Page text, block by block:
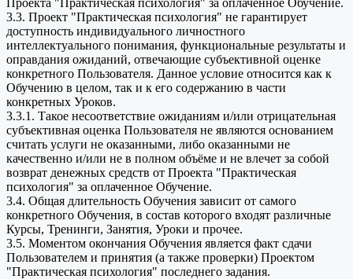
Проекта "Практическая психология" за оплаченное Обучение.
3.3. Проект "Практическая психология" не гарантирует
доступность индивидуального личностного
интеллектуального понимания, функциональные результаты и
оправдания ожиданий, отвечающие субъективной оценке
конкретного Пользователя. Данное условие относится как к
Обучению в целом, так и к его содержанию в части
конкретных Уроков.
3.3.1. Такое несоответствие ожиданиям и/или отрицательная
субъективная оценка Пользователя не являются основанием
считать услуги не оказанными, либо оказанными не
качественно и/или не в полном объёме и не влечет за собой
возврат денежных средств от Проекта "Практическая
психология" за оплаченное Обучение.
3.4. Общая длительность Обучения зависит от самого
конкретного Обучения, в состав которого входят различные
Курсы, Тренинги, Занятия, Уроки и прочее.
3.5. Моментом окончания Обучения является факт сдачи
Пользователем и принятия (а также проверки) Проектом
"Практическая психология" последнего задания.